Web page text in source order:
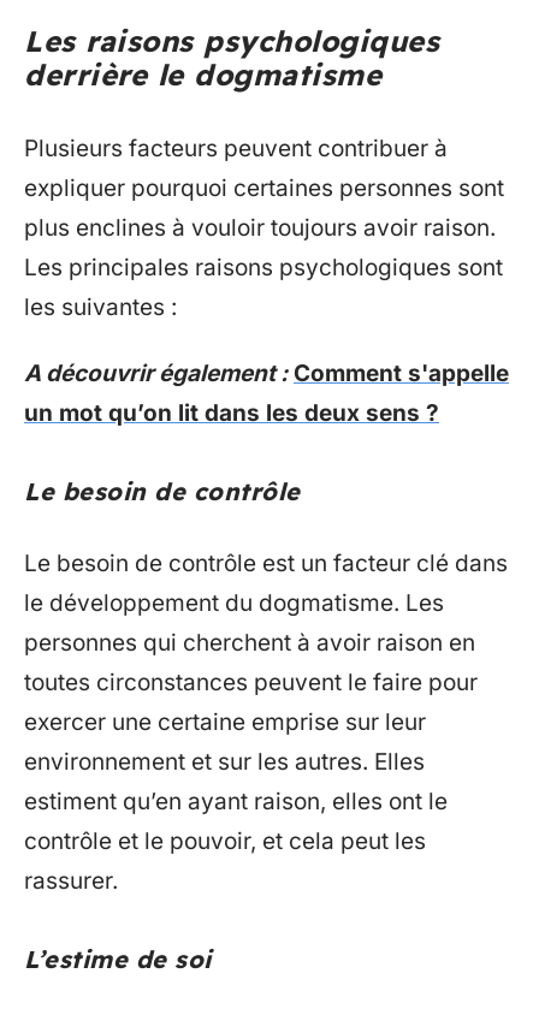
Les raisons psychologiques
derrière le dogmatisme
Plusieurs facteurs peuvent contribuer à
expliquer pourquoi certaines personnes sont
plus enclines à vouloir toujours avoir raison.
Les principales raisons psychologiques sont
les suivantes :
A découvrir également : Comment s'appelle
un mot qu’on lit dans les deux sens ?
Le besoin de contrôle
Le besoin de contrôle est un facteur clé dans
le développement du dogmatisme. Les
personnes qui cherchent à avoir raison en
toutes circonstances peuvent le faire pour
exercer une certaine emprise sur leur
environnement et sur les autres. Elles
estiment qu’en ayant raison, elles ont le
contrôle et le pouvoir, et cela peut les
rassurer.
L’estime de soi